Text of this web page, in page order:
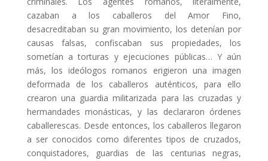
cazaban a los caballeros del Amor Fino,
desacreditaban su gran movimiento, los detenían por
causas falsas, confiscaban sus propiedades, los
sometían a torturas y ejecuciones públicas… Y aún
más, los ideólogos romanos erigieron una imagen
deformada de los caballeros auténticos, para ello
crearon una guardia militarizada para las cruzadas y
hermandades monásticas, y las declararon órdenes
caballerescas. Desde entonces, los caballeros llegaron
a ser conocidos como diferentes tipos de cruzados,
conquistadores, guardias de las centurias negras,